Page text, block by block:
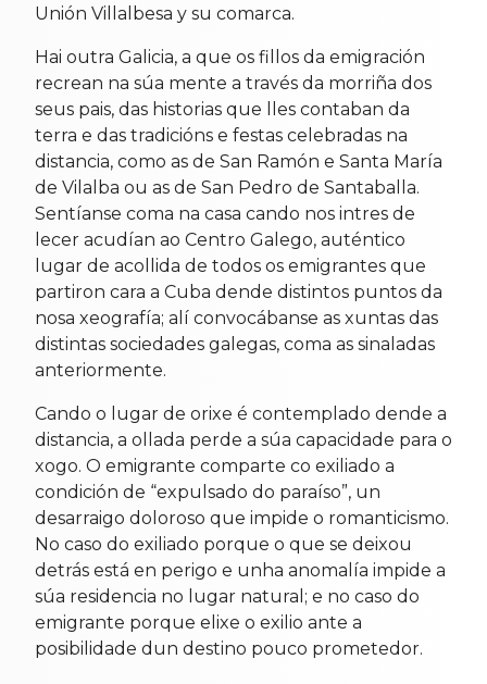
Unión Villalbesa y su comarca.
Hai outra Galicia, a que os fillos da emigración
recrean na súa mente a través da morriña dos
seus pais, das historias que lles contaban da
terra e das tradicións e festas celebradas na
distancia, como as de San Ramón e Santa María
de Vilalba ou as de San Pedro de Santaballa.
Sentíanse coma na casa cando nos intres de
lecer acudían ao Centro Galego, auténtico
lugar de acollida de todos os emigrantes que
partiron cara a Cuba dende distintos puntos da
nosa xeografía; alí convocábanse as xuntas das
distintas sociedades galegas, coma as sinaladas
anteriormente.
Cando o lugar de orixe é contemplado dende a
distancia, a ollada perde a súa capacidade para o
xogo. O emigrante comparte co exiliado a
condición de “expulsado do paraíso”, un
desarraigo doloroso que impide o romanticismo.
No caso do exiliado porque o que se deixou
detrás está en perigo e unha anomalía impide a
súa residencia no lugar natural; e no caso do
emigrante porque elixe o exilio ante a
posibilidade dun destino pouco prometedor.